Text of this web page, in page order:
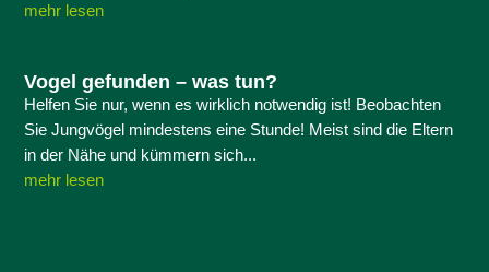
mehr lesen
Vogel gefunden – was tun?
Helfen Sie nur, wenn es wirklich notwendig ist! Beobachten
Sie Jungvögel mindestens eine Stunde! Meist sind die Eltern
in der Nähe und kümmern sich...
mehr lesen